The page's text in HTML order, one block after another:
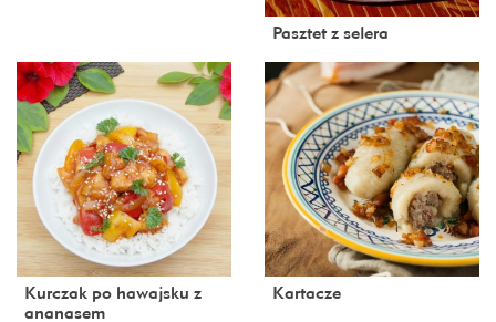
Pasztet z selera
Kurczak po hawajsku z
ananasem
Kartacze